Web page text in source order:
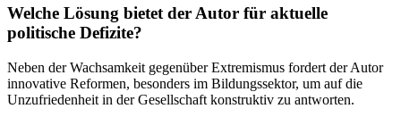
Welche Lösung bietet der Autor für aktuelle
politische Defizite?
Neben der Wachsamkeit gegenüber Extremismus fordert der Autor
innovative Reformen, besonders im Bildungssektor, um auf die
Unzufriedenheit in der Gesellschaft konstruktiv zu antworten.